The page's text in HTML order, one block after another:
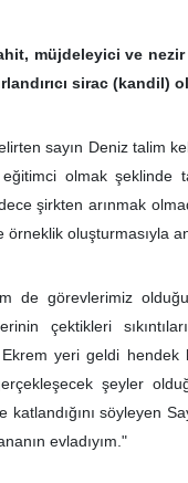
müjdeleyici ve
sirac (kandil)
sayın Deniz talim
olmak şeklinde
şirkten arınmak
oluşturmasıyla
de görevlerimiz
çektikleri
Ekrem yeri geldi
şeyler
katlandığını söyleyen
evladıyım."